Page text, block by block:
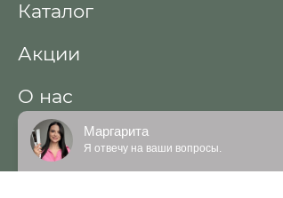
Каталог
Акции
О нас
Курсы
Маргарита
Я отвечу на ваши вопросы.